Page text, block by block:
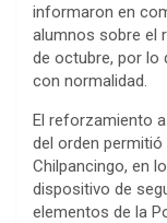
informaron en
alumnos sobre el
de octubre, por lo
con normalidad.
El reforzamiento
del orden
Chilpancingo, en
dispositivo de
elementos de la